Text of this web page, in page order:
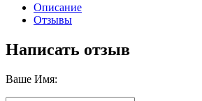
Описание
Отзывы
Написать отзыв
Ваше Имя: